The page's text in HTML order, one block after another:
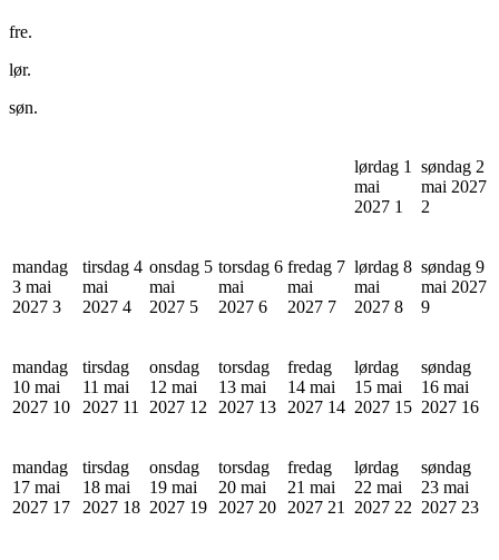
fre.
lør.
søn.
lørdag 1
mai
2027 1
søndag 2
mai 2027
2
mandag
3 mai
2027 3
tirsdag 4
mai
2027 4
onsdag 5
mai
2027 5
torsdag 6
mai
2027 6
fredag 7
mai
2027 7
lørdag 8
mai
2027 8
søndag 9
mai 2027
9
mandag
10 mai
2027 10
tirsdag
11 mai
2027 11
onsdag
12 mai
2027 12
torsdag
13 mai
2027 13
fredag
14 mai
2027 14
lørdag
15 mai
2027 15
søndag
16 mai
2027 16
mandag
17 mai
2027 17
tirsdag
18 mai
2027 18
onsdag
19 mai
2027 19
torsdag
20 mai
2027 20
fredag
21 mai
2027 21
lørdag
22 mai
2027 22
søndag
23 mai
2027 23